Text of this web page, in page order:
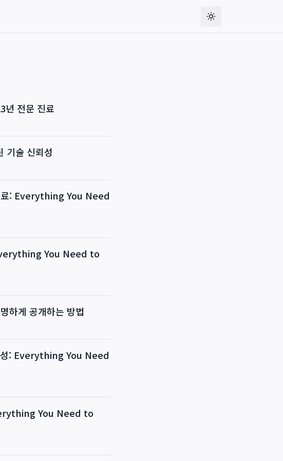
년 전문 진료
기술 신뢰성
료: Everything You Need
You Need to
하게 공개하는 방법
성: Everything You Need
You Need to